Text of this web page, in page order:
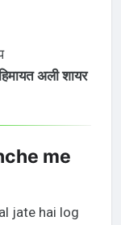
अली शायर
me
jate hai log